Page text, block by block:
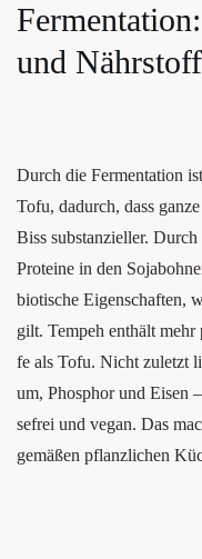
und
Durch die Fer­men­ta­ti­on
Tofu, dadurch, dass
Biss sub­stan­zi­el­ler.
Pro­te­ine in den
bio­ti­sche Eigen­schaf­ten,
gilt. Tem­peh ent­hält
fe als Tofu. Nicht zuletzt
um, Phos­phor und
se­frei und vegan. Das
ge­mä­ßen pflanz­li­chen